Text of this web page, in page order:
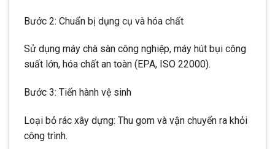
Bước 2: Chuẩn bị dụng cụ và hóa chất
Sử dụng máy chà sàn công nghiệp, máy hút bụi công
suất lớn, hóa chất an toàn (EPA, ISO 22000).
Bước 3: Tiến hành vệ sinh
Loại bỏ rác xây dựng: Thu gom và vận chuyển ra khỏi
công trình.